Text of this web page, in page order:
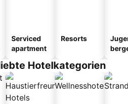
Serviced
apartment
Resorts
Hotelkategorien